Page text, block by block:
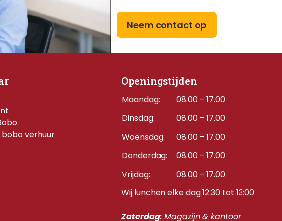
Neem contact op
verhuur
Openingstijden
Maandag:
08.00 – 17.00
Dinsdag:
08.00 – 17.00
Woensdag:
08.00 – 17.00
Donderdag: 08.00 – 17.00
Vrijdag:
08.00 – 17.00
Wij lunchen elke dag 12:30 tot 13:00
Zaterdag: Magazijn & kantoor